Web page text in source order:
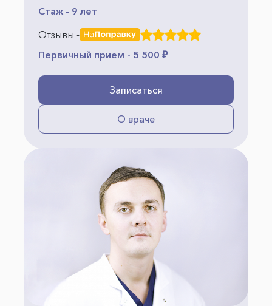
Стаж - 9 лет
Отзывы -
Первичный прием - 5 500 ₽
Записаться
О враче